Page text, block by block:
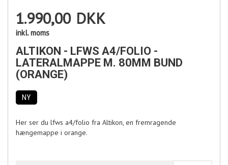
1.990,00 DKK
inkl. moms
ALTIKON - LFWS A4/FOLIO -
LATERALMAPPE M. 80MM BUND
(ORANGE)
NY
Her ser du lfws a4/folio fra Altikon, en fremragende
hængemappe i orange.